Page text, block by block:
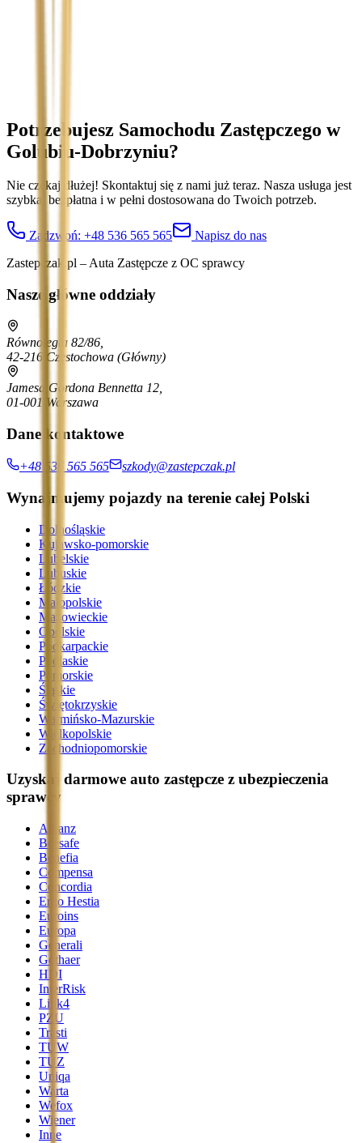
Potrzebujesz Samochodu Zastępczego w
Golubiu-Dobrzyniu?
Nie czekaj dłużej! Skontaktuj się z nami już teraz. Nasza usługa jest
szybka, bezpłatna i w pełni dostosowana do Twoich potrzeb.
Zadzwoń: +48 536 565 565
Napisz do nas
Zastepczak.pl – Auta Zastępcze z OC sprawcy
Nasze główne oddziały
Równoległa 82/86,
42-216 Częstochowa (Główny)
Jamesa Gordona Bennetta 12,
01-001 Warszawa
Dane kontaktowe
+48 536 565 565 szkody@zastepczak.pl
Wynajmujemy pojazdy na terenie całej Polski
Dolnośląskie
Kujawsko-pomorskie
Lubelskie
Lubuskie
Łódzkie
Małopolskie
Mazowieckie
Opolskie
Podkarpackie
Podlaskie
Pomorskie
Śląskie
Świętokrzyskie
Warmińsko-Mazurskie
Wielkopolskie
Zachodniopomorskie
Uzyskaj darmowe auto zastępcze z ubezpieczenia
sprawcy
Allianz
Beesafe
Benefia
Compensa
Concordia
Ergo Hestia
Euroins
Europa
Generali
Gothaer
HDI
InterRisk
Link4
PZU
Trasti
TUW
TUZ
Uniqa
Warta
Wefox
Wiener
Inne